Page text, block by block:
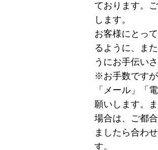
ております。
します。
お客様にとっ
るように、ま
うにお手伝い
※お手数ですが
「メール」「
願いします。
場合は、ご都
ましたら合わ
す。